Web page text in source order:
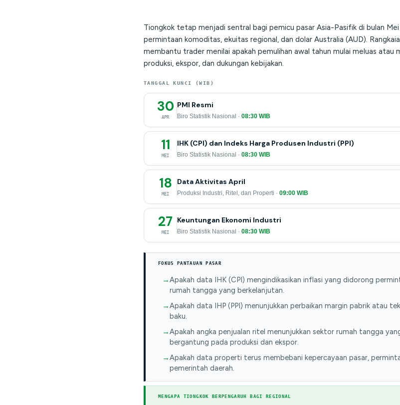
Tiongkok tetap menjadi sentral bagi pemicu pasar Asia-Pasifik di bulan
permintaan komoditas, ekuitas regional, dan dolar Australia (AUD).
membantu trader menilai apakah pemulihan awal tahun mulai meluas atau
produksi, ekspor, dan dukungan kebijakan.
TANGGAL KUNCI (WIB)
30
APR
PMI Resmi
Biro Statistik Nasional · 08:30 WIB
11
MEI
IHK (CPI) dan Indeks Harga Produsen Industri (PPI)
Biro Statistik Nasional · 08:30 WIB
18
MEI
Data Aktivitas April
Produksi Industri, Ritel, dan Properti · 09:00 WIB
27
MEI
Keuntungan Ekonomi Industri
Biro Statistik Nasional · 08:30 WIB
FOKUS PANTAUAN PASAR
Apakah data IHK (CPI) mengindikasikan inflasi yang didorong
rumah tangga yang berkelanjutan.
Apakah data IHP (PPI) menunjukkan perbaikan margin pabrik atau
baku.
Apakah angka penjualan ritel menunjukkan sektor rumah tangga
bergantung pada produksi dan ekspor.
Apakah data properti terus membebani kepercayaan pasar,
pemerintah daerah.
MENGAPA TIONGKOK BERPENGARUH BAGI REGIONAL